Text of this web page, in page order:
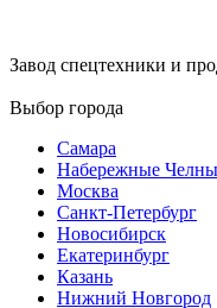
Завод спецтехники и
Выбор города
Самара
Набережные Челны
Москва
Санкт-Петербург
Новосибирск
Екатеринбург
Казань
Нижний Новгород